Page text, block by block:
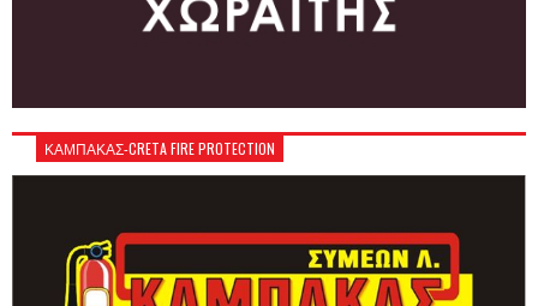
ΚΑΜΠΑΚΑΣ-CRETA FIRE PROTECTION